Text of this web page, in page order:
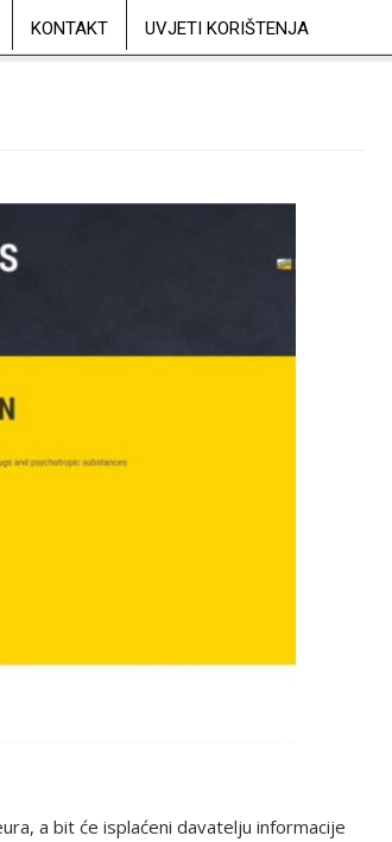
KONTAKT UVJETI KORIŠTENJA
a bit će isplaćeni davatelju informacije